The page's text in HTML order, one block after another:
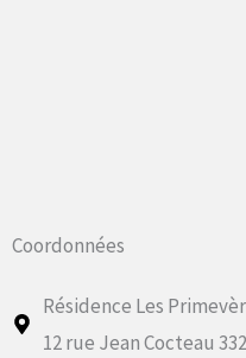
Coordonnées
Résidence Les
12 rue Jean Cocteau